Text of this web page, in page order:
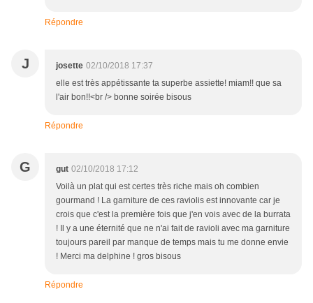
Répondre
J josette 02/10/2018 17:37
elle est très appétissante ta superbe assiette! miam!! que sa
l'air bon!!<br /> bonne soirée bisous
Répondre
G gut 02/10/2018 17:12
Voilà un plat qui est certes très riche mais oh combien
gourmand ! La garniture de ces raviolis est innovante car je
crois que c'est la première fois que j'en vois avec de la burrata
! Il y a une éternité que ne n'ai fait de ravioli avec ma garniture
toujours pareil par manque de temps mais tu me donne envie
! Merci ma delphine ! gros bisous
Répondre